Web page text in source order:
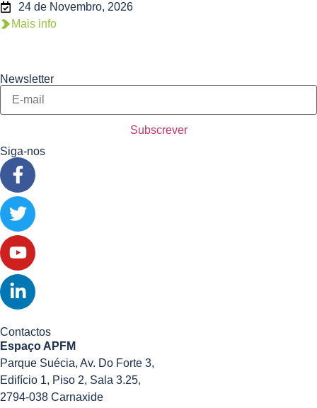
24 de Novembro, 2026
Mais info
Newsletter
Siga-nos
Contactos
Espaço APFM
Parque Suécia, Av. Do Forte 3,
Edifício 1, Piso 2, Sala 3.25,
2794-038 Carnaxide